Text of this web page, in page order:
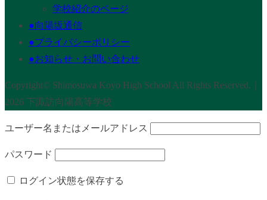
学校紹介のページ
●向陽坂通信
●プライバシーポリシー
●お知らせ・お問い合わせ
Copyright© Shimosuwa Koyo High School All Rights Reserved.｜
2026 下諏訪向陽高等学校
ユーザー名またはメールアドレス
パスワード
ログイン状態を保存する